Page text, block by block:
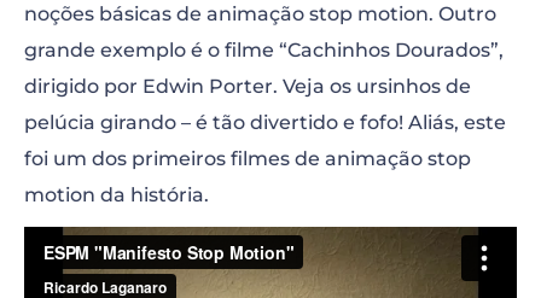
noções básicas de animação stop motion. Outro
grande exemplo é o filme “Cachinhos Dourados”,
dirigido por Edwin Porter. Veja os ursinhos de
pelúcia girando – é tão divertido e fofo! Aliás, este
foi um dos primeiros filmes de animação stop
motion da história.